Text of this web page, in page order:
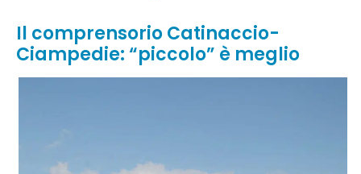
Il comprensorio Catinaccio-
Ciampedie: “piccolo” è meglio